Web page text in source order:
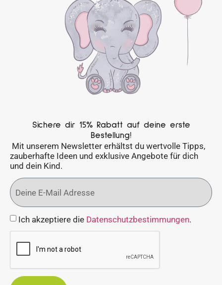
Sichere dir 15% Rabatt auf deine erste
Bestellung!
Mit unserem Newsletter erhältst du wertvolle Tipps,
zauberhafte Ideen und exklusive Angebote für dich
und dein Kind.
Ich akzeptiere die Datenschutzbestimmungen.